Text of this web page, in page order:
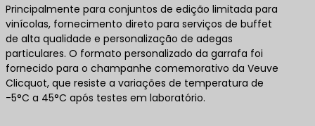
Principalmente para conjuntos de edição limitada para
vinícolas, fornecimento direto para serviços de buffet
de alta qualidade e personalização de adegas
particulares. O formato personalizado da garrafa foi
fornecido para o champanhe comemorativo da Veuve
Clicquot, que resiste a variações de temperatura de
-5°C a 45°C após testes em laboratório.